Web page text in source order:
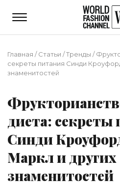
Главная /Статьи /Тренды /
секреты питания Синди
знаменитостей
диета: секреты
Синди
Маркл и других
знаменитостей